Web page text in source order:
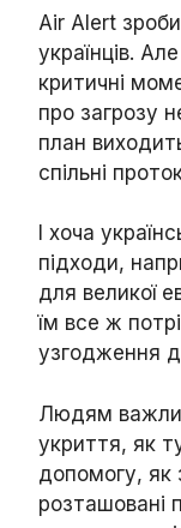
Air Alert
українців.
критичні
про загрозу
план
спільні
І хоча
підходи,
для великої
їм все ж
узгодження
Людям
укриття, як
допомогу, як
розташовані